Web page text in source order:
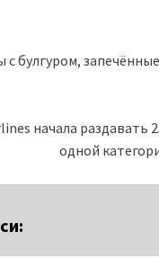
с булгуром,
начала раздавать
одной